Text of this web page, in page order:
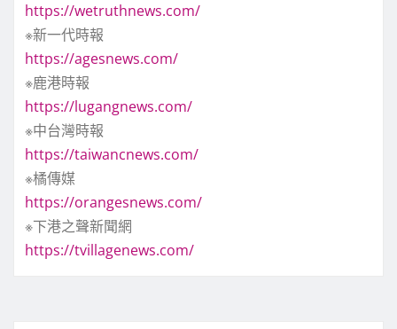
https://wetruthnews.com/
※新一代時報
https://agesnews.com/
※鹿港時報
https://lugangnews.com/
※中台灣時報
https://taiwancnews.com/
※橘傳媒
https://orangesnews.com/
※下港之聲新聞網
https://tvillagenews.com/